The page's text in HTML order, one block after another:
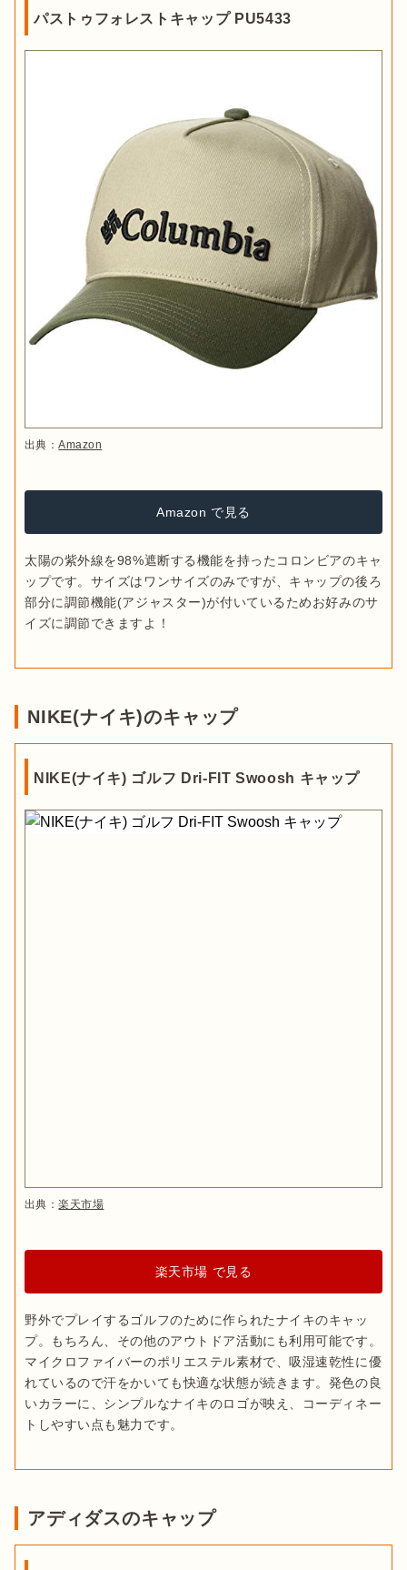
パストゥフォレストキャップ PU5433
出典：Amazon
Amazon で見る
太陽の紫外線を98%遮断する機能を持ったコロンビアのキャ
ップです。サイズはワンサイズのみですが、キャップの後ろ
部分に調節機能(アジャスター)が付いているためお好みのサ
NIKE(ナイキ)のキャップ
NIKE(ナイキ) ゴルフ Dri-FIT Swoosh キャップ
出典：楽天市場
楽天市場 で見る
野外でプレイするゴルフのために作られたナイキのキャッ
プ。もちろん、その他のアウトドア活動にも利用可能です。
マイクロファイバーのポリエステル素材で、吸湿速乾性に優
れているので汗をかいても快適な状態が続きます。発色の良
いカラーに、シンプルなナイキのロゴが映え、コーディネー
アディダスのキャップ